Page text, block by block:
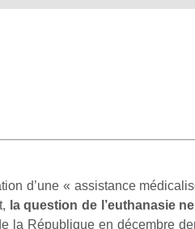
d’une « assistance
la question de l’euthanasie
la République en décembre